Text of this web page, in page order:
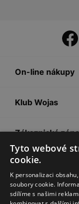
On-line nákupy
Klub Wojas
Zákaznická zóna
Společnost Wojas
Rady
Tyto webové
cookie.
K personalizaci
soubory cookie.
sdílíme s našimi